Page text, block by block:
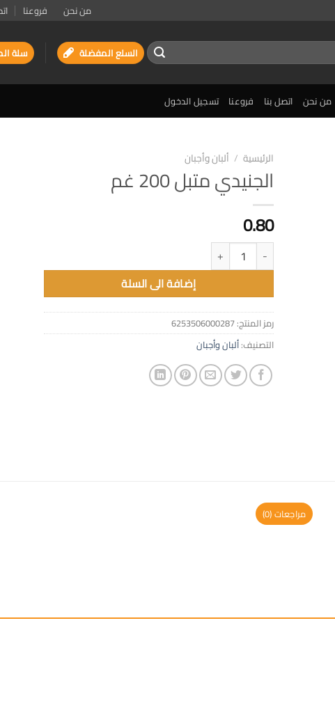
من نحن فروعنا
السلع المفضلة سلة
من نحن اتصل بنا فروعنا تسجيل الدخول
الرئيسية / ألبان وأجبان
الجنيدي متبل 200 غم
0.80
كمية الجنيدي متبل 200 غم
إضافة الى السلة
رمز المنتج:6253506000287
التصنيف:ألبان وأجبان
مراجعات (0)